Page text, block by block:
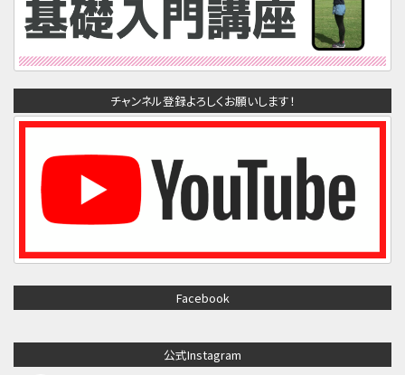
チャンネル登録よろしくお願いします！
Facebook
公式Instagram